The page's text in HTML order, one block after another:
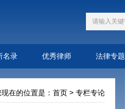
名录 优秀律师 法律专题
在的位置是： 首页 > 专栏专论